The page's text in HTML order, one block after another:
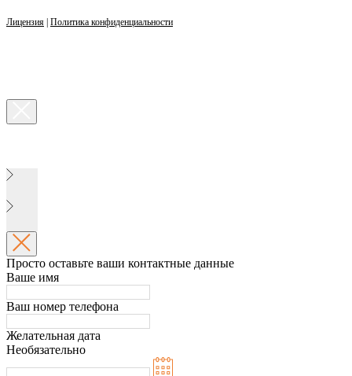
Лицензия Политика конфиденциальности
Просто оставьте ваши контактные данные
Ваше имя
Ваш номер телефона
Желательная дата
Необязательно